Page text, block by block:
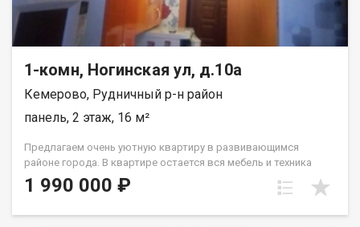
1-комн, Ногинская ул, д.10а
Кемерово, Рудничный р-н район
панель, 2 этаж, 16 м²
Предлагаем очень уютную квартиру в развивающимся
районе города. В квартире остается вся мебель и техника
(кухня, диван, шкаф, ст.машина, микроволновка). У
стеклопакета две рабочие створки, натяжной потолок,
1 990 000 ₽